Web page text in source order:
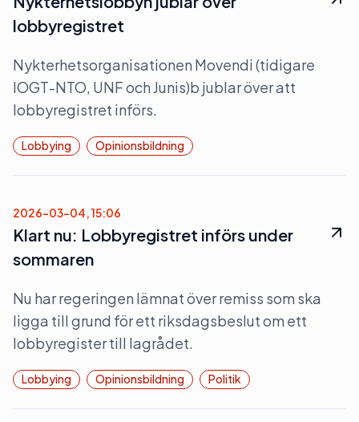
lobbyregistret
Nykterhetsorganisationen Movendi (tidigare
IOGT-NTO, UNF och Junis)b jublar över att
lobbyregistret införs.
Lobbying Opinionsbildning
2026-03-04, 15:06
Klart nu: Lobbyregistret införs under
sommaren
Nu har regeringen lämnat över remiss som ska
ligga till grund för ett riksdagsbeslut om ett
lobbyregister till lagrådet.
Lobbying Opinionsbildning Politik